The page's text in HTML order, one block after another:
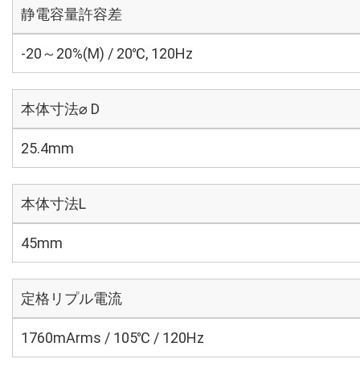
静電容量許容差
-20～20%(M) / 20℃, 120Hz
本体寸法⌀ D
25.4mm
本体寸法L
45mm
定格リプル電流
1760mArms / 105℃ / 120Hz